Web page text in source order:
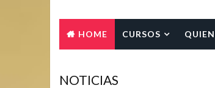
HOME CURSOS
NOTICIAS